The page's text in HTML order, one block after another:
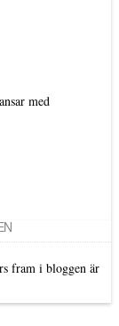
med
fram i bloggen är